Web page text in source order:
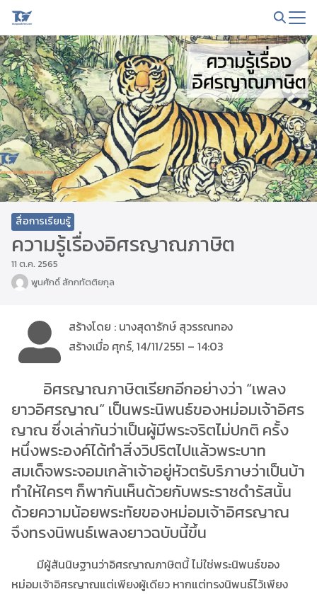
Skip
content
Search
for:
สื่อการเรียนรู้
ความรู้เรื่องอิศรญาณภาษิต
11 ต.ค. 2565
พูนศักดิ์ สักกทัตติยกุล
สร้างโดย : นางสุดารักษ์ สุวรรณทอง
สร้างเมื่อ ศุกร์, 14/11/2551 – 14:03
อิศรญาณภาษิตเรียกอีกอย่างว่า “เพลง
ยาวอิศรญาณ” เป็นพระนิพนธ์ของหม่อมเจ้าอิศร
ญาณ ซึ่งเล่ากันว่าเป็นผู้มีพระจริตไม่ปกติ ครั้ง
หนึ่งพระองค์ได้ทำสิ่งวิปริตไปแล้วพระบาท
สมเด็จพระจอมเกล้าเจ้าอยู่หัวตรับริภาษว่าเป็นบ้า
ทำให้ใครๆ ก็พากันเห็นด้วยกับพระราชดำรัสนั้น
ด้วยความน้อยพระทัยของหม่อมเจ้าอิศรญาณ
จึงทรงนิพนธ์เพลงยาวฉบับนี้ขึ้น
มีผู้สันนิษฐานว่าอิศรญาณภาษิตนี้ ไม่ใช่พระนิพนธ์ของ
หม่อมเจ้าอิศรญาณแต่เพียงผู้เดียว หากแต่ทรงนิพนธ์ไว้เพียง